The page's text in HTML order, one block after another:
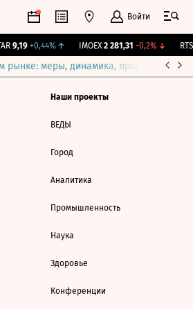
Войти
9,19 +0,44%↑ IMOEX 2 281,31 -0,2%↓ RTSI
рынке: меры, динамика, прогнозы
Наши проекты
ВЕДЫ
Город
Аналитика
Промышленность
Наука
Здоровье
Конференции